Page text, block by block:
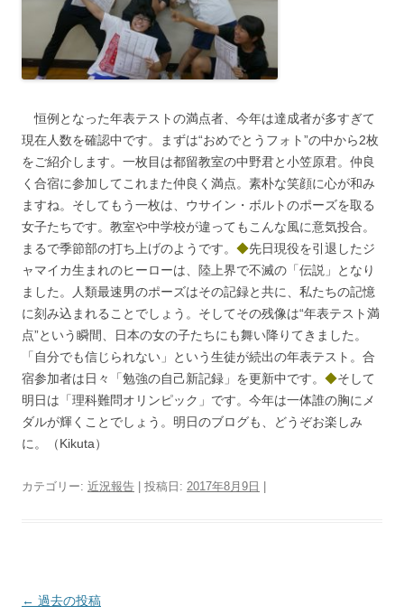
◆恒例となった年表テストの満点者、今年は達成者が多すぎて
現在人数を確認中です。まずは“おめでとうフォト”の中から2枚
をご紹介します。一枚目は都留教室の中野君と小笠原君。仲良
く合宿に参加してこれまた仲良く満点。素朴な笑顔に心が和み
ますね。そしてもう一枚は、ウサイン・ボルトのポーズを取る
女子たちです。教室や中学校が違ってもこんな風に意気投合。
まるで季節部の打ち上げのようです。 ◆先日現役を引退したジ
ャマイカ生まれのヒーローは、陸上界で不滅の「伝説」となり
ました。人類最速男のポーズはその記録と共に、私たちの記憶
に刻み込まれることでしょう。そしてその残像は“年表テスト満
点”という瞬間、日本の女の子たちにも舞い降りてきました。
「自分でも信じられない」という生徒が続出の年表テスト。合
宿参加者は日々「勉強の自己新記録」を更新中です。 ◆そして
明日は「理科難問オリンピック」です。今年は一体誰の胸にメ
ダルが輝くことでしょう。明日のブログも、どうぞお楽しみ
に。（Kikuta）
カテゴリー: 近況報告 | 投稿日: 2017年8月9日
投
← 過去の投稿